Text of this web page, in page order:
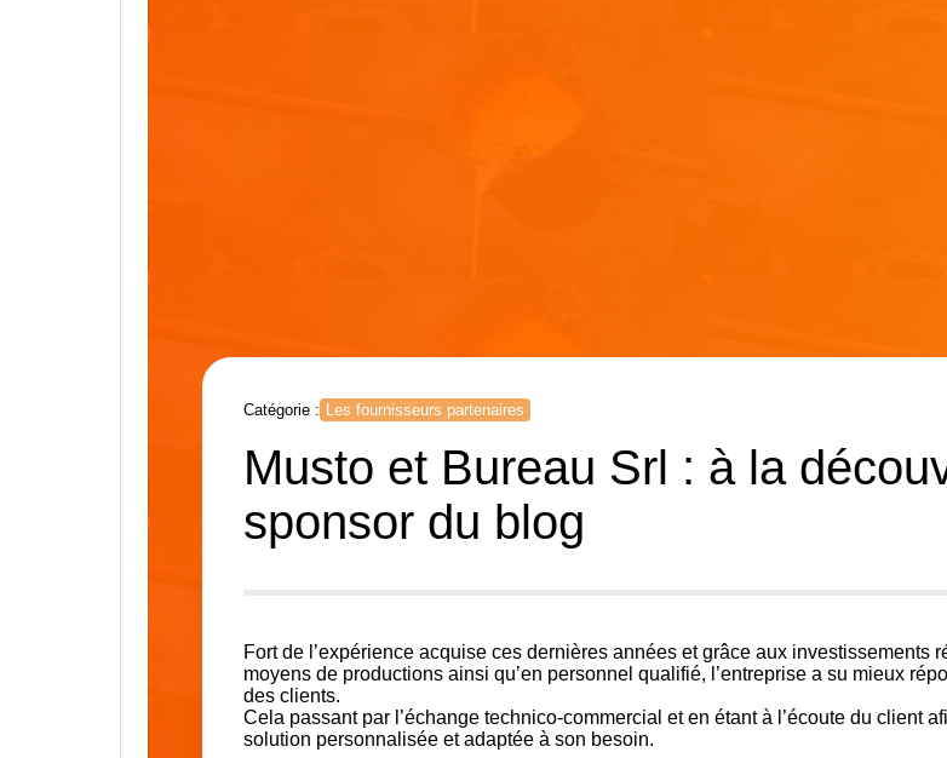
Catégorie : Les fournisseurs partenaires
Musto et Bureau Srl : à la
sponsor du blog
Fort de l’expérience acquise ces dernières années et grâce aux investissements
moyens de productions ainsi qu’en personnel qualifié, l’entreprise a su mieux
des clients.
Cela passant par l’échange technico-commercial et en étant à l’écoute du client
solution personnalisée et adaptée à son besoin.